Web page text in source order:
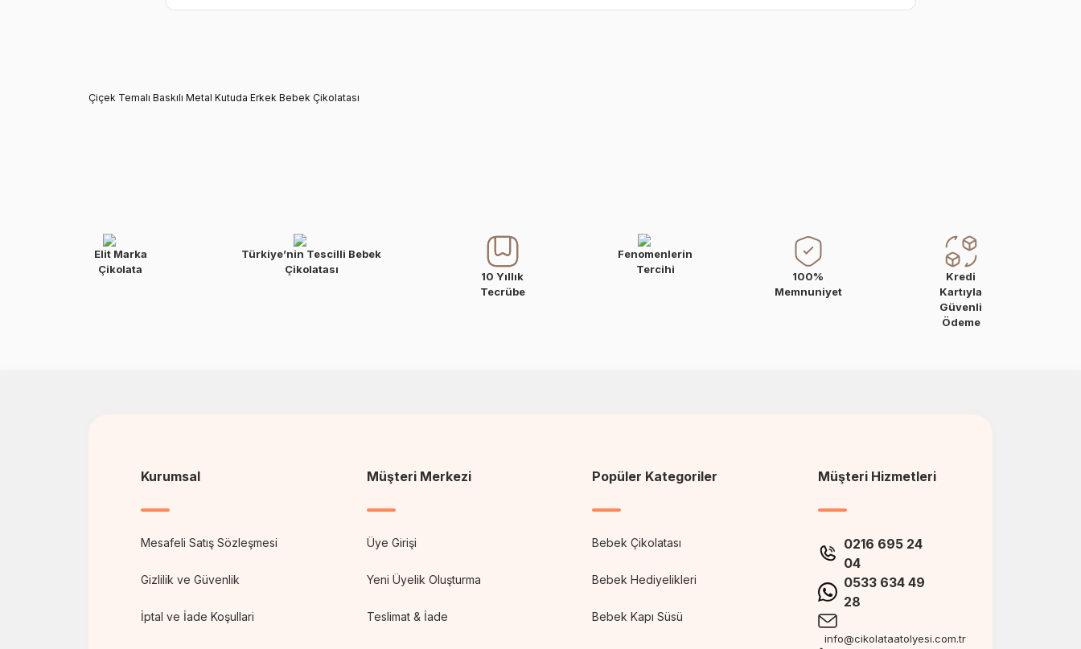
Çiçek Temalı Baskılı Metal Kutuda Erkek Bebek Çikolatası
Elit Marka
Çikolata
Türkiye’nin Tescilli Bebek
Çikolatası
10 Yıllık
Tecrübe
Fenomenlerin
Tercihi
100%
Memnuniyet
Kredi
Kartıyla
Güvenli
Ödeme
Kurumsal
Mesafeli Satış Sözleşmesi
Gizlilik ve Güvenlik
İptal ve İade Koşullari
Müşteri Merkezi
Üye Girişi
Yeni Üyelik Oluşturma
Teslimat & İade
Popüler Kategoriler
Bebek Çikolatası
Bebek Hediyelikleri
Bebek Kapı Süsü
Müşteri Hizmetleri
0216 695 24
04
0533 634 49
28
info@cikolataatolyesi.com.tr